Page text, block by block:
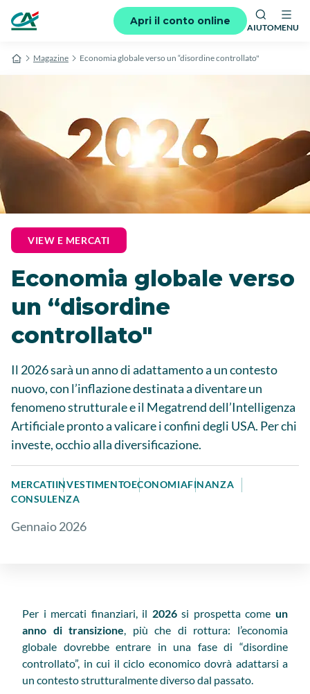
Apri il conto online
AIUTOMENU
Magazine Economia globale verso un “disordine controllato"
VIEW E MERCATI
Economia globale verso
un “disordine
controllato"
Il 2026 sarà un anno di adattamento a un contesto
nuovo, con l’inflazione destinata a diventare un
fenomeno strutturale e il Megatrend dell’Intelligenza
Artificiale pronto a valicare i confini degli USA. Per chi
investe, occhio alla diversificazione.
MERCATIINVESTIMENTOECONOMIAFINANZA
CONSULENZA
Gennaio 2026
Per i mercati finanziari, il 2026si prospetta comeun
anno di transizione, più che di rottura: l’economia
globale dovrebbe entrare in una fase di “disordine
controllato”, in cui il ciclo economico dovrà adattarsi a
un contesto strutturalmente diverso dal passato.